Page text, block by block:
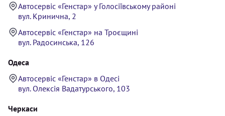
Автосервіс «Генстар» у Голосіївському районі
вул. Кринична, 2
Автосервіс «Генстар» на Троєщині
вул. Радосинська, 126
Одеса
Автосервіс «Генстар» в Одесі
вул. Олексія Вадатурського, 103
Черкаси